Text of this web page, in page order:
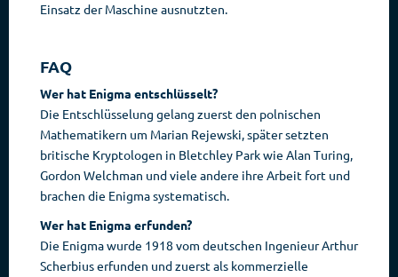
Einsatz der Maschine ausnutzten.
FAQ
Wer hat Enigma entschlüsselt?
Die Entschlüsselung gelang zuerst den polnischen
Mathematikern um Marian Rejewski, später setzten
britische Kryptologen in Bletchley Park wie Alan Turing,
Gordon Welchman und viele andere ihre Arbeit fort und
brachen die Enigma systematisch.
Wer hat Enigma erfunden?
Die Enigma wurde 1918 vom deutschen Ingenieur Arthur
Scherbius erfunden und zuerst als kommerzielle